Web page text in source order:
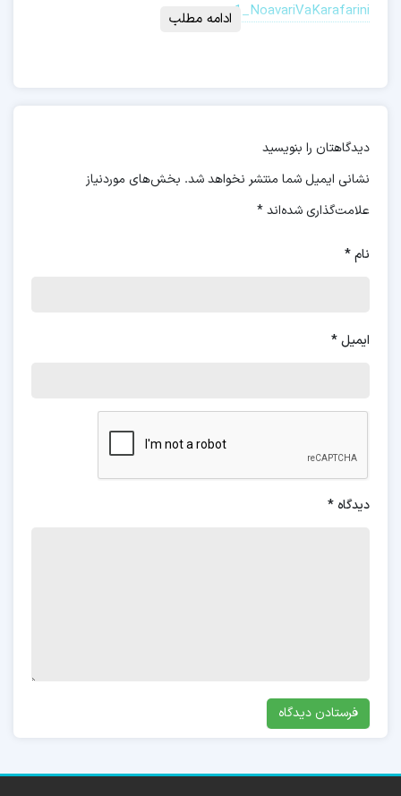
p1_NoavariVaKarafariniادامه مطلب
دیدگاهتان را بنویسید
نشانی ایمیل شما منتشر نخواهد شد. بخش‌های موردنیاز
علامت‌گذاری شده‌اند*
نام*
ایمیل*
دیدگاه *